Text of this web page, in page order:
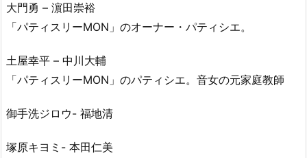
大門勇 – 濵田崇裕
「パティスリーMON」のオーナー・パティシエ。
土屋幸平 – 中川大輔
「パティスリーMON」のパティシエ。音女の元家庭教師
御手洗ジロウ- 福地清
塚原キヨミ- 本田仁美